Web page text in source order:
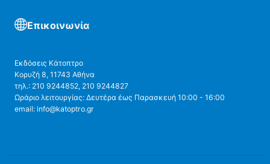
Επικοινωνία
Εκδόσεις Κάτοπτρο
Κορυζή 8, 11743 Αθήνα
τηλ.: 210 9244852, 210 9244827
Ωράριο λειτουργίας: Δευτέρα έως Παρασκευή 10:00 - 16:00
email: info@katoptro.gr